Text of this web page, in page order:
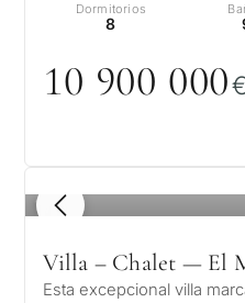
Dormitorios
8
10 900 000
1 / 8
Villa – Chalet — El
Esta excepcional villa